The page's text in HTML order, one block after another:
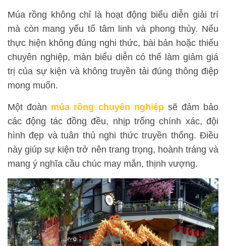
Múa rồng không chỉ là hoạt động biểu diễn giải trí
mà còn mang yếu tố tâm linh và phong thủy. Nếu
thực hiện không đúng nghi thức, bài bản hoặc thiếu
chuyên nghiệp, màn biểu diễn có thể làm giảm giá
trị của sự kiện và không truyền tải đúng thông điệp
mong muốn.
Một đoàn múa rồng chuyên nghiệp sẽ đảm bảo
các động tác đồng đều, nhịp trống chính xác, đội
hình đẹp và tuân thủ nghi thức truyền thống. Điều
này giúp sự kiện trở nên trang trọng, hoành tráng và
mang ý nghĩa cầu chúc may mắn, thịnh vượng.